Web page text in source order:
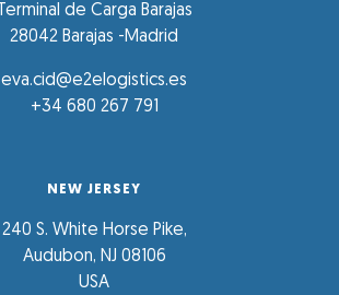
Terminal de Carga Barajas
28042 Barajas -Madrid
eva.cid@e2elogistics.es
+34 680 267 791
NEW JERSEY
240 S. White Horse Pike,
Audubon, NJ 08106
USA